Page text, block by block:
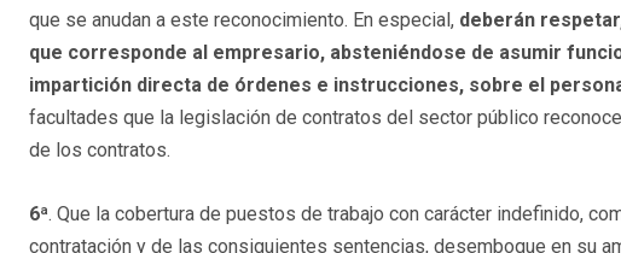
que se anudan a este reconocimiento. En especial, deberán
que corresponde al empresario, absteniéndose de asumir
impartición directa de órdenes e instrucciones, sobre el
facultades que la legislación de contratos del sector público
de los contratos.
6ª. Que la cobertura de puestos de trabajo con carácter indefinido,
contratación y de las consiguientes sentencias, desemboque en su